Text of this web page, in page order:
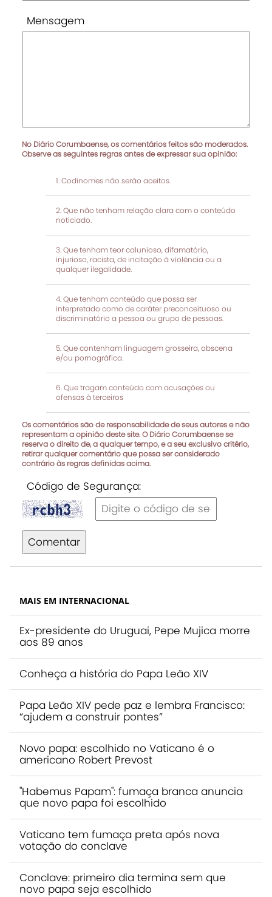
Mensagem
No Diário Corumbaense, os comentários feitos são moderados.
Observe as seguintes regras antes de expressar sua opinião:
Codinomes não serão aceitos.
Que não tenham relação clara com o conteúdo
noticiado.
Que tenham teor calunioso, difamatório,
injurioso, racista, de incitação à violência ou a
qualquer ilegalidade.
Que tenham conteúdo que possa ser
interpretado como de caráter preconceituoso ou
discriminatório a pessoa ou grupo de pessoas.
Que contenham linguagem grosseira, obscena
e/ou pornográfica.
Que tragam conteúdo com acusações ou
ofensas à terceiros
Os comentários são de responsabilidade de seus autores e não
representam a opinião deste site. O Diário Corumbaense se
reserva o direito de, a qualquer tempo, e a seu exclusivo critério,
retirar qualquer comentário que possa ser considerado
contrário às regras definidas acima.
Código de Segurança:
Comentar
MAIS EM INTERNACIONAL
Ex-presidente do Uruguai, Pepe Mujica morre
aos 89 anos
Conheça a história do Papa Leão XIV
Papa Leão XIV pede paz e lembra Francisco:
“ajudem a construir pontes”
Novo papa: escolhido no Vaticano é o
americano Robert Prevost
"Habemus Papam": fumaça branca anuncia
que novo papa foi escolhido
Vaticano tem fumaça preta após nova
votação do conclave
Conclave: primeiro dia termina sem que
novo papa seja escolhido